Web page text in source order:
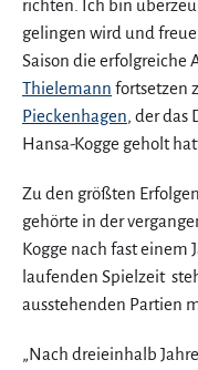
richten. Ich bin
gelingen wird und
Saison die erfolgreiche
Thielemann fortsetzen
Pieckenhagen, der das
Hansa-Kogge geholt
Zu den größten
gehörte in der
Kogge nach fast einem
laufenden Spielzeit
ausstehenden Partien
„Nach dreieinhalb